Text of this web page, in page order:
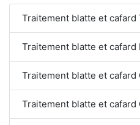
Traitement blatte et cafard
Traitement blatte et cafard
Traitement blatte et cafard
Traitement blatte et cafard